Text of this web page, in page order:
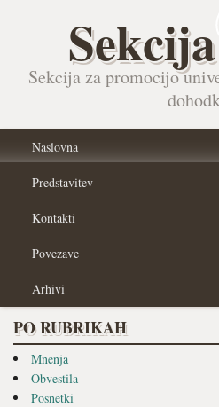
Sekcija za promocijo
Naslovna
Predstavitev
Kontakti
Povezave
Arhivi
PO RUBRIKAH
Mnenja
Obvestila
Posnetki